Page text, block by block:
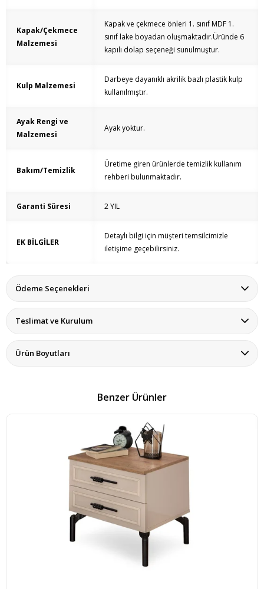
Kapak/Çekmece
Malzemesi
Kapak ve çekmece önleri 1. sınıf MDF 1.
sınıf lake boyadan oluşmaktadır.Üründe 6
kapılı dolap seçeneği sunulmuştur.
Kulp Malzemesi
Darbeye dayanıklı akrilik bazlı plastik kulp
kullanılmıştır.
Ayak Rengi ve
Malzemesi
Ayak yoktur.
Bakım/Temizlik
Üretime giren ürünlerde temizlik kullanım
rehberi bulunmaktadır.
Garanti Süresi 2 YIL
EK BİLGİLER
Detaylı bilgi için müşteri temsilcimizle
iletişime geçebilirsiniz.
Ödeme Seçenekleri
Teslimat ve Kurulum
Ürün Boyutları
Benzer Ürünler